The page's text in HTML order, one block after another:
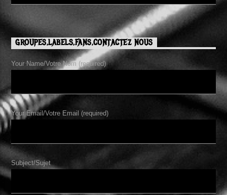
GROUPES,LABELS,FANS,CONTACTEZ NOUS
Your Name/Votre Nom (required)
Your Email/Votre Email (required)
Subject/Sujet